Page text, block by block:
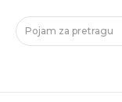
Pojam za pretragu